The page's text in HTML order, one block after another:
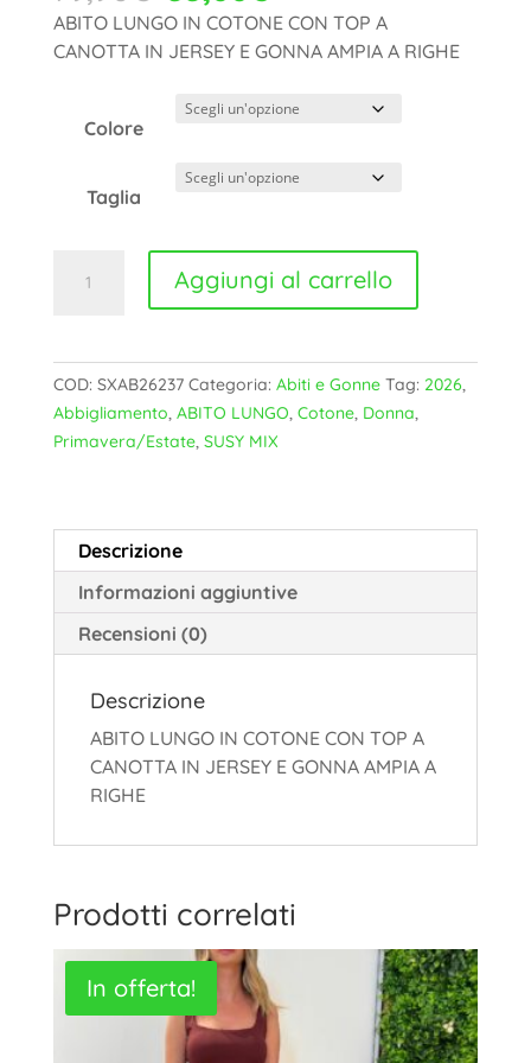
prezzo
originale
79,90€.
prezzo
attuale
55,00€.
ABITO LUNGO IN COTONE CON TOP A
CANOTTA IN JERSEY E GONNA AMPIA A RIGHE
Colore
Taglia
LUNGO
-
SXAB26237
quantità
Aggiungi al carrello
COD: SXAB26237 Categoria: Abiti e Gonne Tag: 2026,
Abbigliamento, ABITO LUNGO, Cotone, Donna,
Primavera/Estate, SUSY MIX
Descrizione
Informazioni aggiuntive
Recensioni (0)
Descrizione
ABITO LUNGO IN COTONE CON TOP A
CANOTTA IN JERSEY E GONNA AMPIA A
RIGHE
Prodotti correlati
In offerta!